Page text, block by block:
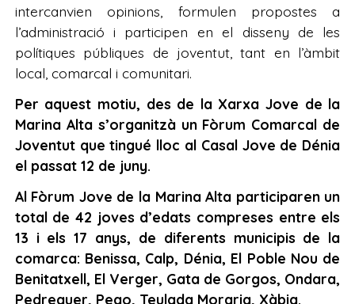
intercanvien opinions, formulen propostes a
l’administració i participen en el disseny de les
polítiques públiques de joventut, tant en l’àmbit
local, comarcal i comunitari.
Per aquest motiu, des de la Xarxa Jove de la
Marina Alta s’organitzà un Fòrum Comarcal de
Joventut que tingué lloc al Casal Jove de Dénia
el passat 12 de juny.
Al Fòrum Jove de la Marina Alta participaren un
total de 42 joves d’edats compreses entre els
13 i els 17 anys, de diferents municipis de la
comarca: Benissa, Calp, Dénia, El Poble Nou de
Benitatxell, El Verger, Gata de Gorgos, Ondara,
Pedreguer, Pego, Teulada Moraria, Xàbia.